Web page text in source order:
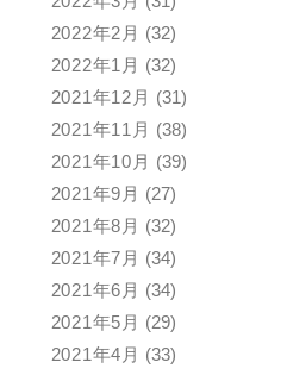
2022年2月 (32)
2022年1月 (32)
2021年12月 (31)
2021年11月 (38)
2021年10月 (39)
2021年9月 (27)
2021年8月 (32)
2021年7月 (34)
2021年6月 (34)
2021年5月 (29)
2021年4月 (33)